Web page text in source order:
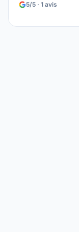
5/5 · 1 avis